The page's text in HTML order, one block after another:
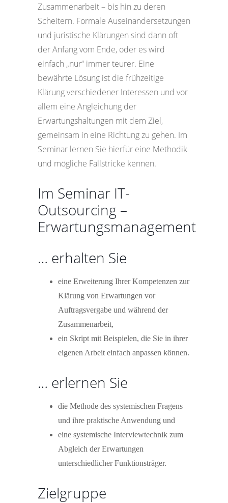
Zusammenarbeit – bis hin zu deren
Scheitern. Formale Auseinandersetzungen
und juristische Klärungen sind dann oft
der Anfang vom Ende, oder es wird
einfach „nur“ immer teurer. Eine
bewährte Lösung ist die frühzeitige
Klärung verschiedener Interessen und vor
allem eine Angleichung der
Erwartungshaltungen mit dem Ziel,
gemeinsam in eine Richtung zu gehen. Im
Seminar lernen Sie hierfür eine Methodik
und mögliche Fallstricke kennen.
Im Seminar IT-
Outsourcing –
Erwartungsmanagement
… erhalten Sie
eine Erweiterung Ihrer Kompetenzen zur
Klärung von Erwartungen vor
Auftragsvergabe und während der
Zusammenarbeit,
ein Skript mit Beispielen, die Sie in ihrer
eigenen Arbeit einfach anpassen können.
… erlernen Sie
die Methode des systemischen Fragens
und ihre praktische Anwendung und
eine systemische Interviewtechnik zum
Abgleich der Erwartungen
unterschiedlicher Funktionsträger.
Zielgruppe